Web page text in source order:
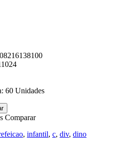
60 Unidades
Comparar
, infantil, c, div, dino